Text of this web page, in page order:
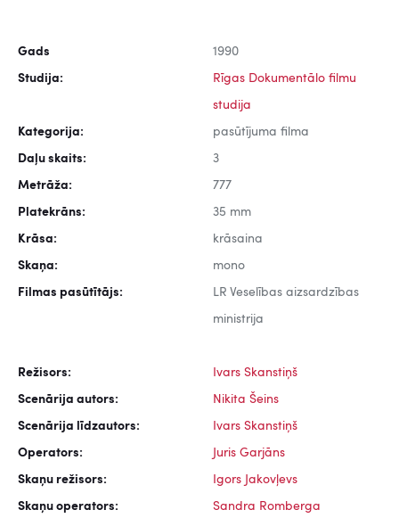
Gads 1990
Studija: Rīgas Dokumentālo filmu
studija
Kategorija: pasūtījuma filma
Daļu skaits: 3
Metrāža: 777
Platekrāns: 35 mm
Krāsa: krāsaina
Skaņa: mono
Filmas pasūtītājs: LR Veselības aizsardzības
ministrija
Režisors: Ivars Skanstiņš
Scenārija autors: Nikita Šeins
Scenārija līdzautors: Ivars Skanstiņš
Operators: Juris Garjāns
Skaņu režisors: Igors Jakovļevs
Skaņu operators: Sandra Romberga